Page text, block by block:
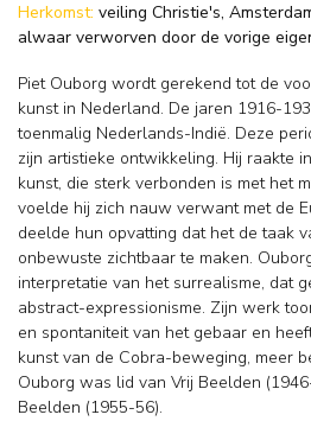
Herkomst: veiling Christie's,
alwaar verworven door de vorige
Piet Ouborg wordt gerekend tot de
kunst in Nederland. De jaren 1916-
toenmalig Nederlands-Indië. Deze
zijn artistieke ontwikkeling. Hij raakte
kunst, die sterk verbonden is met het
voelde hij zich nauw verwant met de
deelde hun opvatting dat het de taak
onbewuste zichtbaar te maken.
interpretatie van het surrealisme, dat
abstract-expressionisme. Zijn werk
en spontaniteit van het gebaar en
kunst van de Cobra-beweging, meer
Ouborg was lid van Vrij Beelden
Beelden (1955-56).